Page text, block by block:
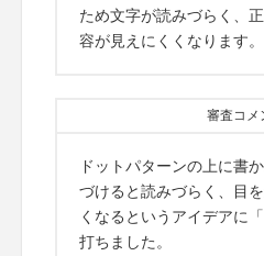
ため文字が読みづらく、
容が見えにくくなります。
審査コメ
ドットパターンの上に書
づけると読みづらく、目
くなるというアイデアに
打ちました。